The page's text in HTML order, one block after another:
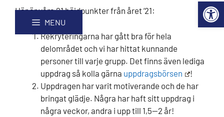
Hoppa
Webbplatskarta
MENU
2021
Här är våra 21 höjdpunkter från året ’21:
Rekryteringarna har gått bra för hela
delområdet och vi har hittat kunnande
personer till varje grupp. Det finns även lediga
uppdrag så kolla gärna uppdragsbörsen
!
Uppdragen har varit motiverande och de har
bringat glädje. Några har haft sitt uppdrag i
några veckor, andra i upp till 1,5—2 år!